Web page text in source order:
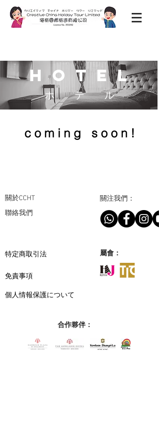
​H o T E L
​ホ テ ル
c o m i n g s o o n !
關於CCHT
聯絡我們
關注我們：
​特定商取引法 屬會：
免責事項
個人情報保護について
合作夥伴：